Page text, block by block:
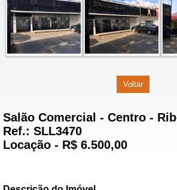
Salão Comercial - Centro -
Ref.: SLL3470
Locação - R$ 6.500,00